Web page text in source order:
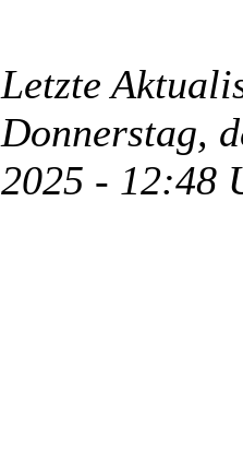
Letzte
Donnerstag,
2025 -